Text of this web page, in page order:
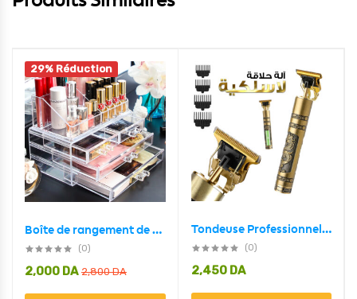
29% Réduction
Boîte de rangement de maquillage acrylique avec 3 tiroirs
(0)
2,800DA
2,000 DA
Tondeuse Professionnelle Barbe Et Moustache VT-822
(0)
2,450 DA